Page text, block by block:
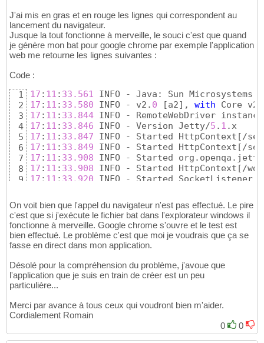
14
15
16
17
18
17:04:02.996 INFO - Checking Resource
17:04:11.321 INFO - Checking Resource
17:04:11.323 INFO - Received posted results
17:04:11.725 INFO - Killing Firefox...
17:04:11.858 INFO - Shutting down...
J'ai mis en gras et en rouge les lignes qui correspondent au
lancement du navigateur.
Jusque la tout fonctionne à merveille, le souci c'est que quand
je génère mon bat pour google chrome par exemple l'application
web me retourne les lignes suivantes :
Code :
1
2
3
4
5
6
7
8
9
17 : 11 : 33.561 INFO - Java: Sun
17 : 11 : 33.580 INFO - v2. 0 [a2] , with Core v2.
17 : 11 : 33.844 INFO - RemoteWebDriver
17 : 11 : 33.846 INFO - Version Jetty/5 . 1
17 : 11 : 33.847 INFO - Started HttpContext [/
17 : 11 : 33.849 INFO - Started HttpContext [/
17 : 11 : 33.908 INFO - Started
17 : 11 : 33.908 INFO - Started HttpContext [/
17 : 11 : 33.920 INFO - Started SocketListener
On voit bien que l'appel du navigateur n'est pas effectué. Le pire
c'est que si j'exécute le fichier bat dans l'explorateur windows il
fonctionne à merveille. Google chrome s'ouvre et le test est
bien effectué. Le problème c'est que moi je voudrais que ça se
fasse en direct dans mon application.
Désolé pour la compréhension du problème, j'avoue que
l'application que je suis en train de créer est un peu
particulière...
Merci par avance à tous ceux qui voudront bien m'aider.
Cordialement Romain
0
0